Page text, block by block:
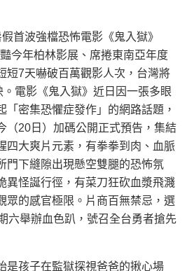
首波強檔恐怖電影《鬼入獄》
今年柏林影展、席捲東南亞年度
短7天嚇破百萬觀影人次，台灣將
電影《鬼入獄》近日因一張多眼
「密集恐懼症發作」的網路話題，
（20日）加碼公開正式預告，集結
四大爽片元素，有拳拳到肉、血脈
門下縫隙出現懸空雙腿的恐怖氛
異怪誕行徑，有菜刀狂砍血漿飛濺
眾的感官極限。片商百無禁忌，選
六舉辦血色趴，號召全台勇者搶先
是孩子在監獄探視爸爸的揪心場